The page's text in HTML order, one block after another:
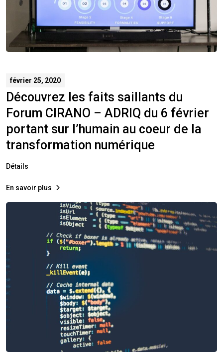
février 25, 2020
Découvrez les faits saillants du
Forum CIRANO – ADRIQ du 6 février
portant sur l’humain au coeur de la
transformation numérique
Détails
En savoir plus